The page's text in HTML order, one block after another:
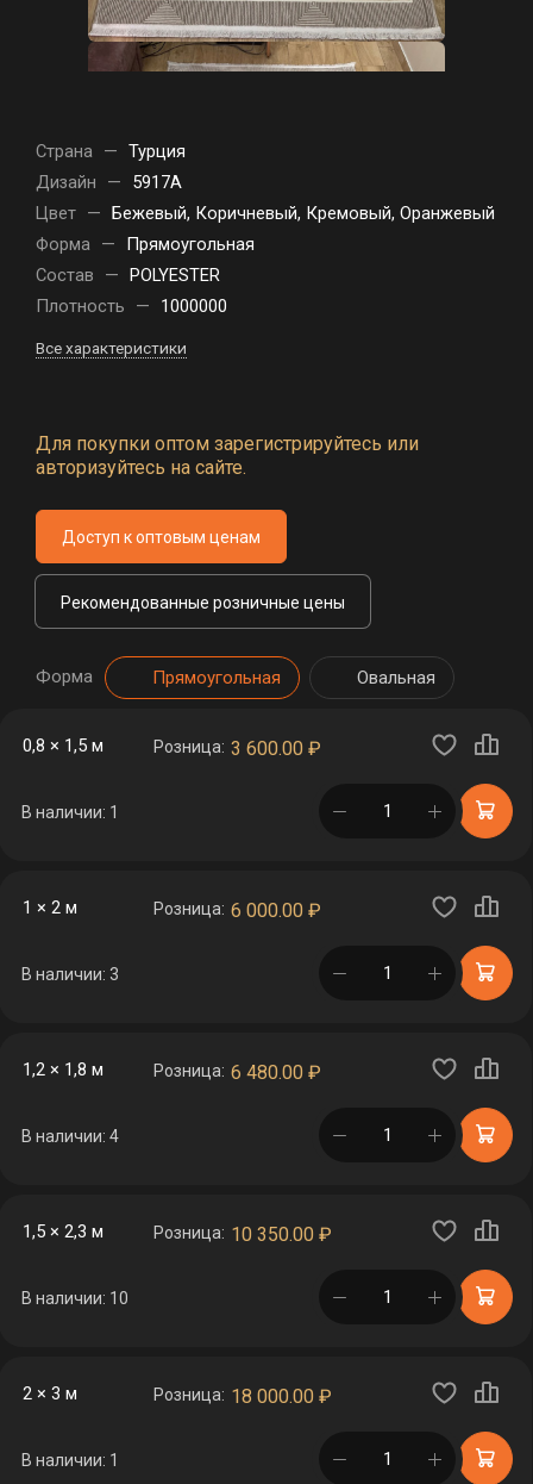
Страна — Турция
Дизайн
—
5917A
Цвет — Бежевый, Коричневый, Кремовый, Оранжевый
Форма —
Прямоугольная
Состав
— POLYESTER
Плотность
— 1000000
Все характеристики
Для покупки оптом зарегистрируйтесь или
авторизуйтесь на сайте.
Доступ к оптовым ценам
Рекомендованные розничные цены
Форма Прямоугольная Овальная
0,8 × 1,5 м Розница: 3 600.00 ₽
В наличии: 1 в корзине
1 × 2 м Розница: 6 000.00 ₽
В наличии: 3 в корзине
1,2 × 1,8 м Розница: 6 480.00 ₽
В наличии: 4 в корзине
1,5 × 2,3 м Розница: 10 350.00 ₽
В наличии: 10 в корзине
2 × 3 м Розница: 18 000.00 ₽
В наличии: 1 в корзине